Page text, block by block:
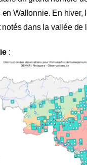
Wallonnie. En hiver,
notés dans la vallée de
: